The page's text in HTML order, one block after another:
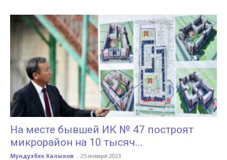
На месте бывшей ИК № 47 построят
микрорайон на 10 тысяч...
Мундузбек Калыков - 25 января 2023